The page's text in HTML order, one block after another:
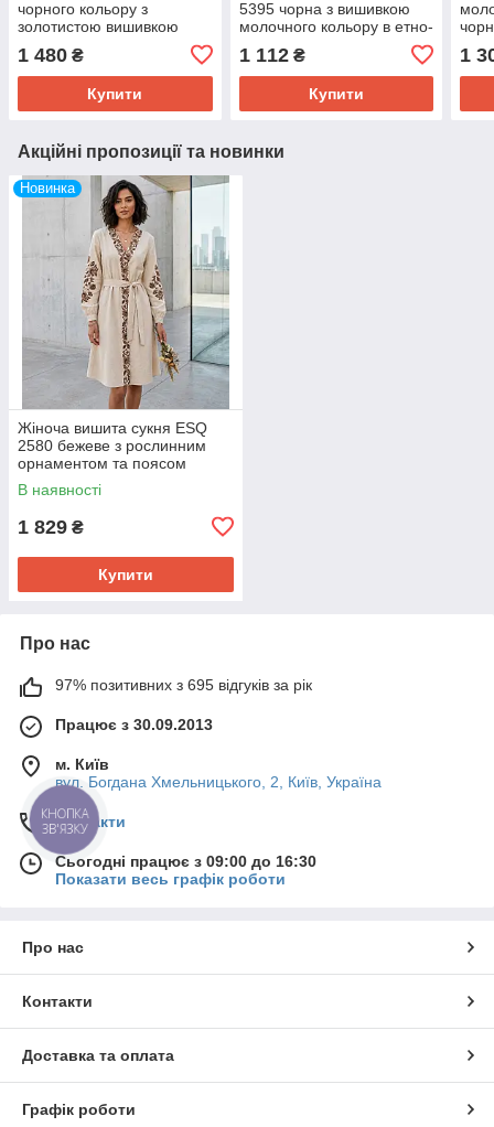
чорного кольору з
золотистою вишивкою
ESQ 5528, вишита сукня в
етно стилі
1 480 ₴
Купити
5395 чорна з вишивкою
молочного кольору в етно-
1 112₴
Купити
1
Акційні пропозиції та новинки
Новинка
Жіноча вишита сукня ESQ
2580 бежеве з рослинним
орнаментом та поясом
В наявності
1 829 ₴
Купити
Про нас
97% позитивних з 695 відгуків за рік
Працює з 30.09.2013
м. Київ
вул. Богдана Хмельницького, 2, Київ, Україна
Контакти
Сьогодні працює з 09:00 до 16:30
Показати весь графік роботи
Про нас
Контакти
Доставка та оплата
Графік роботи
КНОПКА
ЗВ'ЯЗКУ